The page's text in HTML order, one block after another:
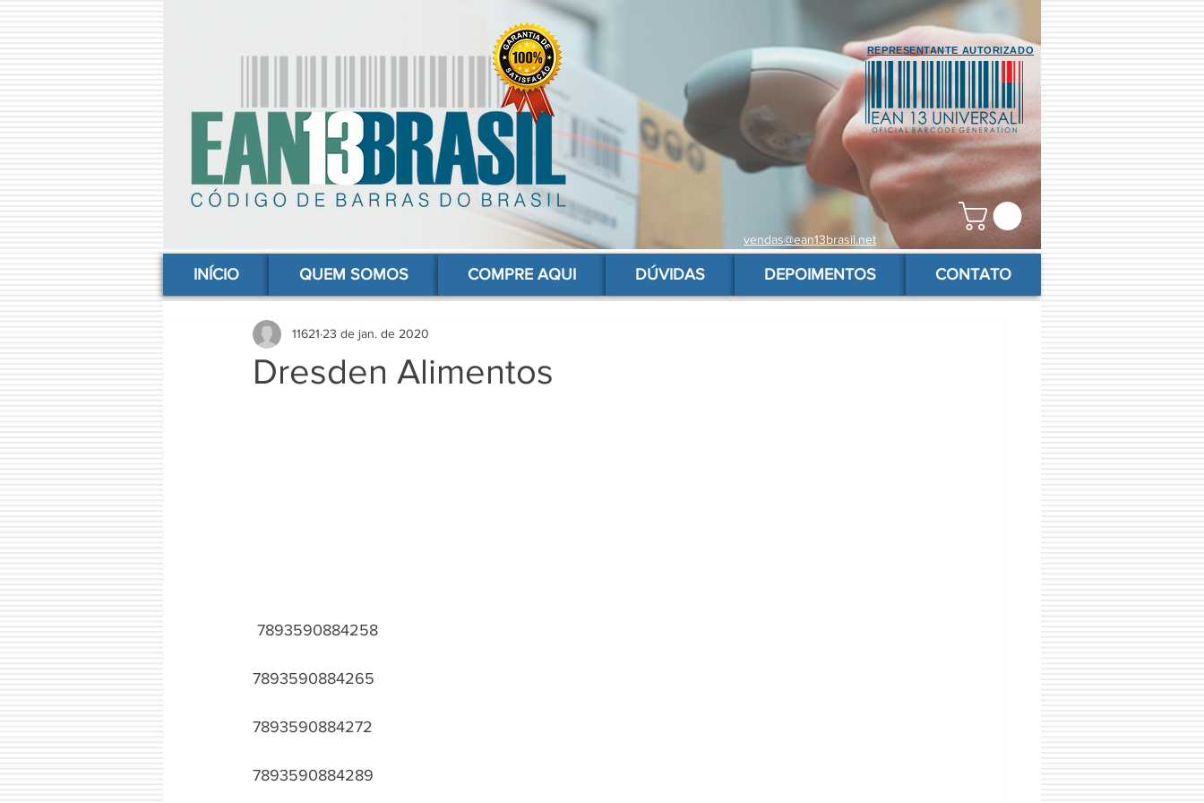
vendas@ean13brasil.net
REPRESENTANTE AUTORIZADO
comprar codigo de barras, comprar código de barras, adquirir código de barras, código de barras online, código de barras para produtos, gs1, código brasileiro, ean 13 universal, código de barras barato
INÍCIO QUEM SOMOS COMPRE AQUI DÚVIDAS DEPOIMENTOS CONTATO
Dresden Alimentos
11621 23 de jan. de 2020
7893590884258
7893590884265
7893590884272
7893590884289